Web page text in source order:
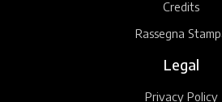
Credits
Rassegna
Legal
Privacy Policy